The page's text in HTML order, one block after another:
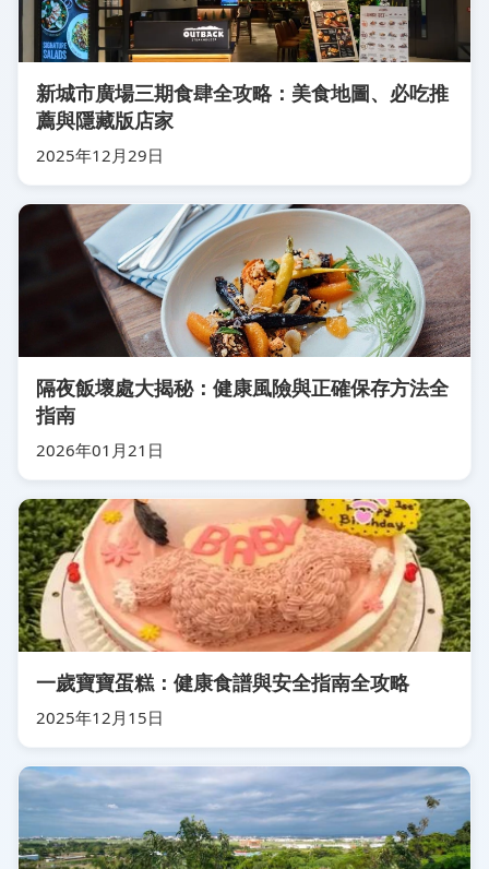
新城市廣場三期食肆全攻略：美食地圖、必吃推
薦與隱藏版店家
2025年12月29日
隔夜飯壞處大揭秘：健康風險與正確保存方法全
指南
2026年01月21日
一歲寶寶蛋糕：健康食譜與安全指南全攻略
2025年12月15日